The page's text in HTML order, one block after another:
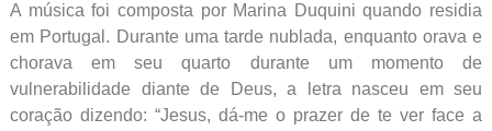
A música foi composta por Marina Duquini quando residia
em Portugal. Durante uma tarde nublada, enquanto orava e
chorava em seu quarto durante um momento de
vulnerabilidade diante de Deus, a letra nasceu em seu
coração dizendo: “Jesus, dá-me o prazer de te ver face a